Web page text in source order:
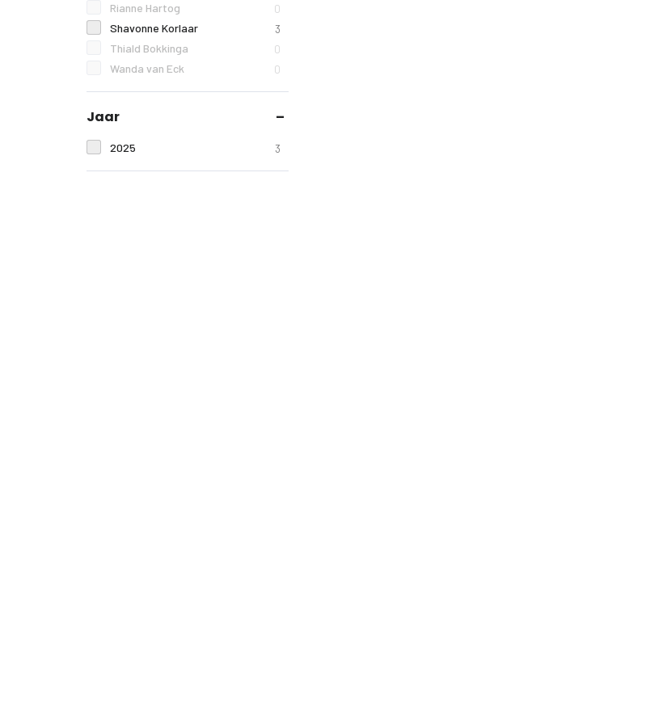
Rianne Hartog 0
Shavonne Korlaar 3
Thiald Bokkinga 0
Wanda van Eck 0
Jaar
2025 3